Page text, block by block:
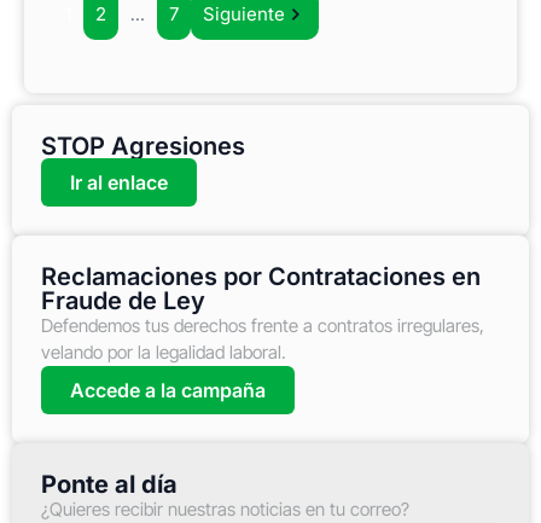
2 … 7 Siguiente
STOP Agresiones
Ir al enlace
Reclamaciones por Contrataciones en
Fraude de Ley
Defendemos tus derechos frente a contratos irregulares,
velando por la legalidad laboral.
Accede a la campaña
Ponte al día
¿Quieres recibir nuestras noticias en tu correo?